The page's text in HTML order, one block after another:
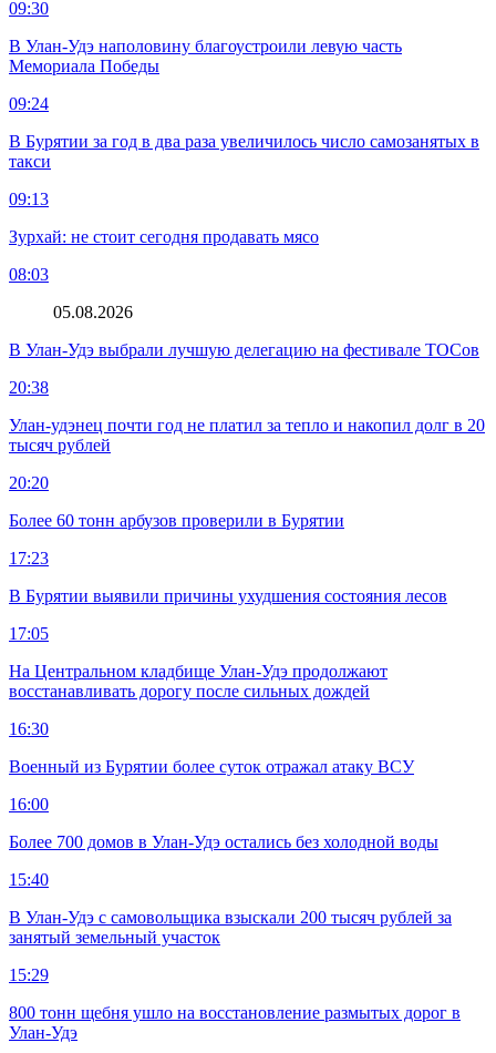
09:30
В Улан-Удэ наполовину благоустроили левую часть
Мемориала Победы
09:24
В Бурятии за год в два раза увеличилось число самозанятых в
такси
09:13
Зурхай: не стоит сегодня продавать мясо
08:03
05.08.2026
В Улан-Удэ выбрали лучшую делегацию на фестивале ТОСов
20:38
Улан-удэнец почти год не платил за тепло и накопил долг в 20
тысяч рублей
20:20
Более 60 тонн арбузов проверили в Бурятии
17:23
В Бурятии выявили причины ухудшения состояния лесов
17:05
На Центральном кладбище Улан-Удэ продолжают
восстанавливать дорогу после сильных дождей
16:30
Военный из Бурятии более суток отражал атаку ВСУ
16:00
Более 700 домов в Улан-Удэ остались без холодной воды
15:40
В Улан-Удэ с самовольщика взыскали 200 тысяч рублей за
занятый земельный участок
15:29
800 тонн щебня ушло на восстановление размытых дорог в
Улан-Удэ